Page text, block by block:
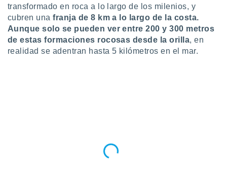
transformado en roca a lo largo de los milenios, y
cubren unafranja de 8 km a lo largo de la costa.
Aunque solo se pueden ver entre 200 y 300 metros
de estas formaciones rocosas desde la orilla, en
realidad se adentran hasta 5 kilómetros en el mar.